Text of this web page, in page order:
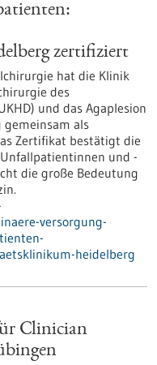
zertifiziert
hat die Klinik
des
und das Agaplesion
gemeinsam als
Zertifikat bestätigt die
und -
die große Bedeutung
versorgung-
heidelberg
Clinician